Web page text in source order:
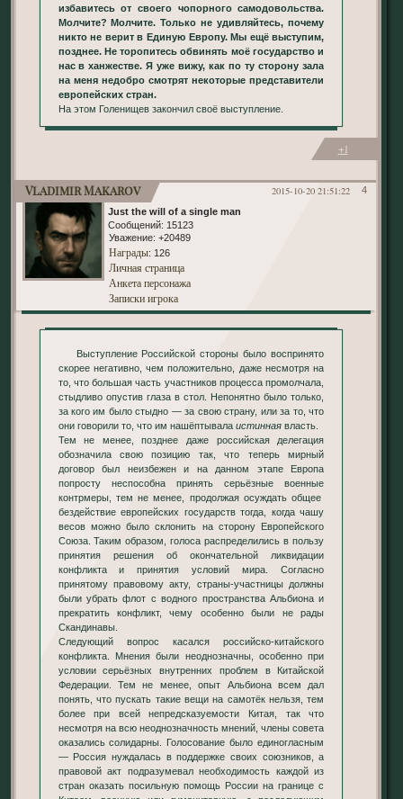
избавитесь от своего чопорного самодовольства.
Молчите? Молчите. Только не удивляйтесь, почему
никто не верит в Единую Европу. Мы ещё выступим,
позднее. Не торопитесь обвинять моё государство и
нас в ханжестве. Я уже вижу, как по ту сторону зала
на меня недобро смотрят некоторые представители
европейских стран.
На этом Голенищев закончил своё выступление.
+1
4
2015-10-20 21:51:22
Vladimir Makarov
Just the will of a single man
Сообщений: 15123
Уважение: +20489
Награды: 126
Личная страница
Анкета персонажа
Записки игрока
Выступление Российской стороны было воспринято
скорее негативно, чем положительно, даже несмотря на
то, что большая часть участников процесса промолчала,
стыдливо опустив глаза в стол. Непонятно было только,
за кого им было стыдно — за свою страну, или за то, что
они говорили то, что им нашёптывала истиннаявласть.
Тем не менее, позднее даже российская делегация
обозначила свою позицию так, что теперь мирный
договор был неизбежен и на данном этапе Европа
попросту неспособна принять серьёзные военные
контрмеры, тем не менее, продолжая осуждать общее
бездействие европейских государств тогда, когда чашу
весов можно было склонить на сторону Европейского
Союза. Таким образом, голоса распределились в пользу
принятия решения об окончательной ликвидации
конфликта и принятия условий мира. Согласно
принятому правовому акту, страны-участницы должны
были убрать флот с водного пространства Альбиона и
прекратить конфликт, чему особенно были не рады
Скандинавы.
Следующий вопрос касался российско-китайского
конфликта. Мнения были неоднозначны, особенно при
условии серьёзных внутренних проблем в Китайской
Федерации. Тем не менее, опыт Альбиона всем дал
понять, что пускать такие вещи на самотёк нельзя, тем
более при всей непредсказуемости Китая, так что
несмотря на всю неоднозначность мнений, члены совета
оказались солидарны. Голосование было единогласным
— Россия нуждалась в поддержке своих союзников, а
правовой акт подразумевал необходимость каждой из
стран оказать посильную помощь России на границе с